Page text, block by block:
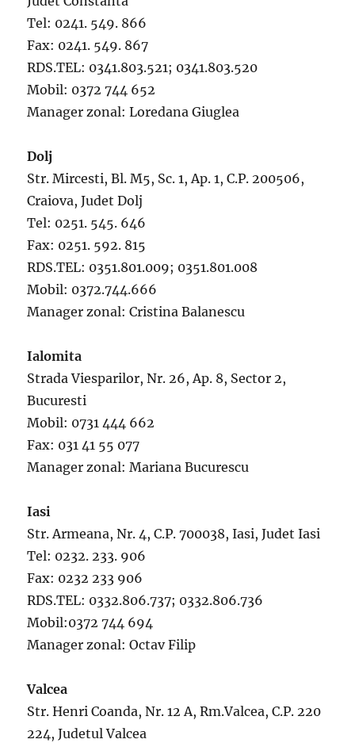
Tel: 0241. 549. 866
Fax: 0241. 549. 867
RDS.TEL: 0341.803.521; 0341.803.520
Mobil: 0372 744 652
Manager zonal: Loredana Giuglea
Dolj
Str. Mircesti, Bl. M5, Sc. 1, Ap. 1, C.P. 200506,
Craiova, Judet Dolj
Tel: 0251. 545. 646
Fax: 0251. 592. 815
RDS.TEL: 0351.801.009; 0351.801.008
Mobil: 0372.744.666
Manager zonal: Cristina Balanescu
Ialomita
Strada Viesparilor, Nr. 26, Ap. 8, Sector 2,
Bucuresti
Mobil: 0731 444 662
Fax: 031 41 55 077
Manager zonal: Mariana Bucurescu
Iasi
Str. Armeana, Nr. 4, C.P. 700038, Iasi, Judet Iasi
Tel: 0232. 233. 906
Fax: 0232 233 906
RDS.TEL: 0332.806.737; 0332.806.736
Mobil:0372 744 694
Manager zonal: Octav Filip
Valcea
Str. Henri Coanda, Nr. 12 A, Rm.Valcea, C.P. 220
224, Judetul Valcea